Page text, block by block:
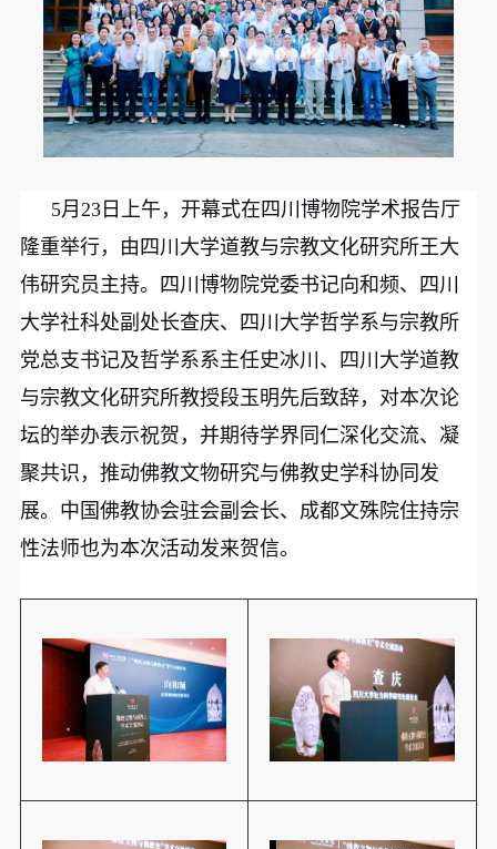
5月23日上午，开幕式在四川博物院学术报告厅
隆重举行，由四川大学道教与宗教文化研究所王大
伟研究员主持。四川博物院党委书记向和频、四川
大学社科处副处长查庆、四川大学哲学系与宗教所
党总支书记及哲学系系主任史冰川、四川大学道教
与宗教文化研究所教授段玉明先后致辞，对本次论
坛的举办表示祝贺，并期待学界同仁深化交流、凝
聚共识，推动佛教文物研究与佛教史学科协同发
展。中国佛教协会驻会副会长、成都文殊院住持宗
性法师也为本次活动发来贺信。